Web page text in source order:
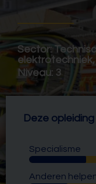
Sector:
elektrotechniek,
Niveau: 3
Deze opleiding
Specialisme
Anderen